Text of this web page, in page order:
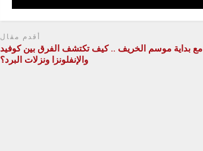
أقدم مقال
مع بداية موسم الخريف .. كيف تكتشف الفرق بين كوفيد
والإنفلونزا ونزلات البرد؟